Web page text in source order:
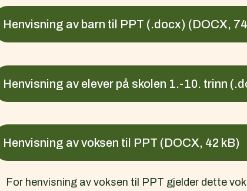
Henvisning av barn til PPT (.docx) (DOCX,
Henvisning av elever på skolen 1.-10. trinn
Henvisning av voksen til PPT (DOCX, 42 kB)
For henvisning av voksen til PPT gjelder dette